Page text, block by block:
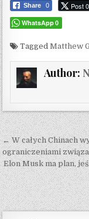
Share 0 Post 0
WhatsApp 0
TaggedMatthew
Author:
Post
← W całych Chinach
ograniczeniami
Elon Musk ma plan,